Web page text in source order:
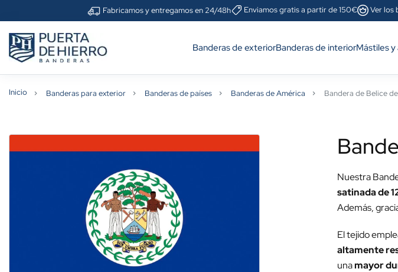
Fabricamos y entregamos en 24/48h Enviamos gratis a partir de 150€ Ver los
Banderas de exteriorBanderas de interiorMástiles
Inicio Banderas para exterior Banderas de países Banderas de América Bandera de Belice
Nuestra
satinada de
Además,
El tejido
altamente
unamayor